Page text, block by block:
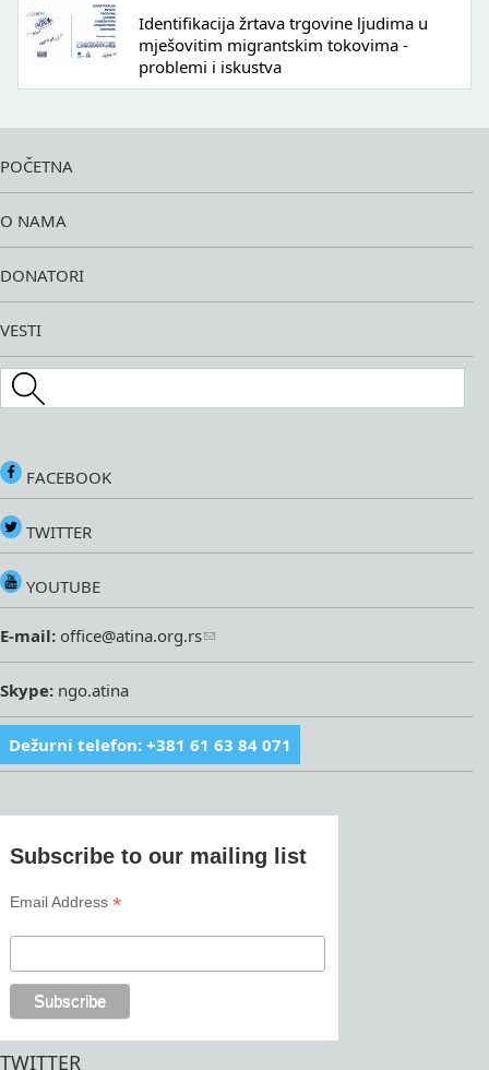
Identifikacija žrtava trgovine ljudima u
mješovitim migrantskim tokovima -
problemi i iskustva
POČETNA
O NAMA
DONATORI
VESTI
Search this site
FACEBOOK
TWITTER
YOUTUBE
E-mail: office@atina.org.rs
Skype: ngo.atina
Dežurni telefon: +381 61 63 84 071
Subscribe to our mailing list
Email Address*
TWITTER